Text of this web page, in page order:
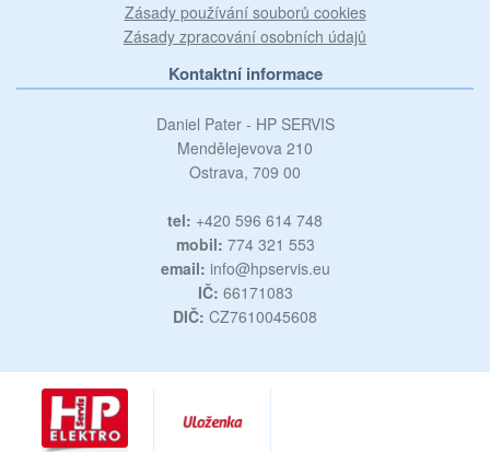
Zásady používání souborů cookies
Zásady zpracování osobních údajů
Kontaktní informace
Daniel Pater - HP SERVIS
Mendělejevova 210
Ostrava, 709 00
tel: +420 596 614 748
mobil: 774 321 553
email: info@hpservis.eu
IČ: 66171083
DIČ: CZ7610045608